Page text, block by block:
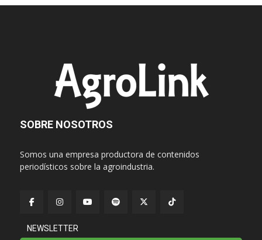
SOBRE NOSOTROS
Somos una empresa productora de contenidos
periodísticos sobre la agroindustria.
NEWSLETTER